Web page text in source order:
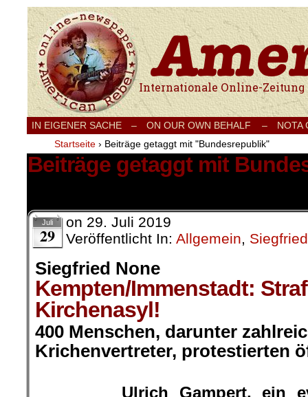
Internationale Onlinezeitung für Frieden,
IN EIGENER SACHE – ON OUR OWN BEHALF –
NOTA
Startseite › Beiträge getaggt mit "Bundesrepublik"
Beiträge getaggt mit
Juli
29
on 29. Juli 2019
Veröffentlicht In: Allgemein,
Siegfried None
Kempten/Immenstadt:
Kirchenasyl!
400 Menschen, darunter
Krichenvertreter, protestierten
Ulrich Gampert, ein